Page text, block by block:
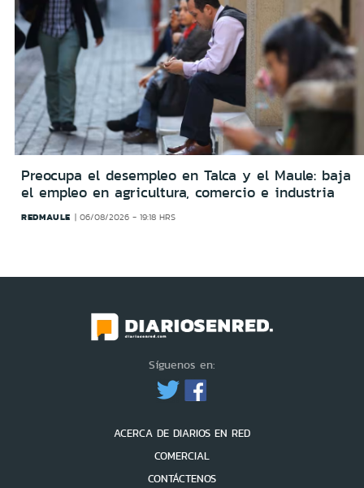
Preocupa el desempleo en Talca y el Maule: baja
el empleo en agricultura, comercio e industria
REDMAULE 06/08/2026 - 19:18 HRS
Síguenos en:
ACERCA DE DIARIOS EN RED
COMERCIAL
CONTÁCTENOS